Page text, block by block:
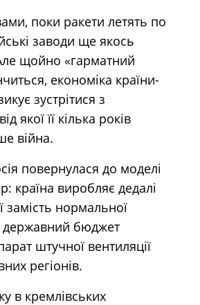
поки ракети летять по
заводи ще якось
щойно «гарматний
економіка країни-
зустрітися з
якої її кілька років
війна.
повернулася до моделі
країна виробляє дедалі
замість нормальної
державний бюджет
штучної вентиляції
регіонів.
в кремлівських